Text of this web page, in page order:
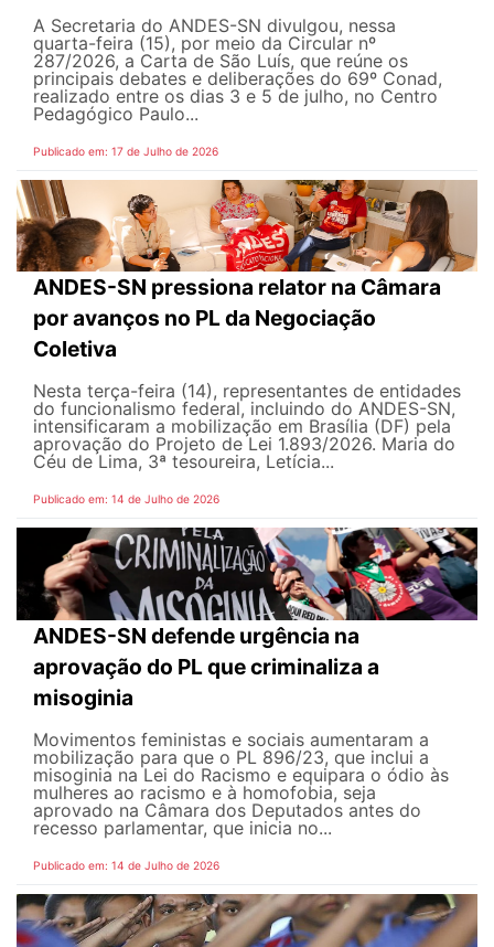
A Secretaria do ANDES-SN divulgou, nessa
quarta-feira (15), por meio da Circular nº
287/2026, a Carta de São Luís, que reúne os
principais debates e deliberações do 69º Conad,
realizado entre os dias 3 e 5 de julho, no Centro
Pedagógico Paulo...
Publicado em: 17 de Julho de 2026
ANDES-SN pressiona relator na Câmara
por avanços no PL da Negociação
Coletiva
Nesta terça-feira (14), representantes de entidades
do funcionalismo federal, incluindo do ANDES-SN,
intensificaram a mobilização em Brasília (DF) pela
aprovação do Projeto de Lei 1.893/2026. Maria do
Céu de Lima, 3ª tesoureira, Letícia...
Publicado em: 14 de Julho de 2026
ANDES-SN defende urgência na
aprovação do PL que criminaliza a
misoginia
Movimentos feministas e sociais aumentaram a
mobilização para que o PL 896/23, que inclui a
misoginia na Lei do Racismo e equipara o ódio às
mulheres ao racismo e à homofobia, seja
aprovado na Câmara dos Deputados antes do
recesso parlamentar, que inicia no...
Publicado em: 14 de Julho de 2026